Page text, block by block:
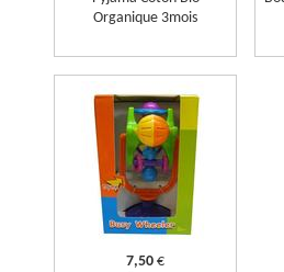
Organique 3mois
7,50 €